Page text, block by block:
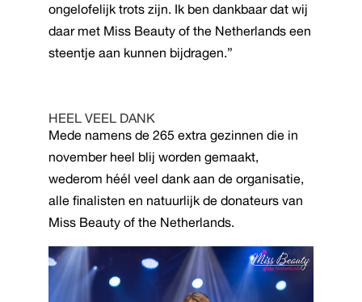
ongelofelijk trots zijn. Ik ben dankbaar dat wij
daar met Miss Beauty of the Netherlands een
steentje aan kunnen bijdragen.”
HEEL VEEL DANK
Mede namens de 265 extra gezinnen die in
november heel blij worden gemaakt,
wederom héél veel dank aan de organisatie,
alle finalisten en natuurlijk de donateurs van
Miss Beauty of the Netherlands.